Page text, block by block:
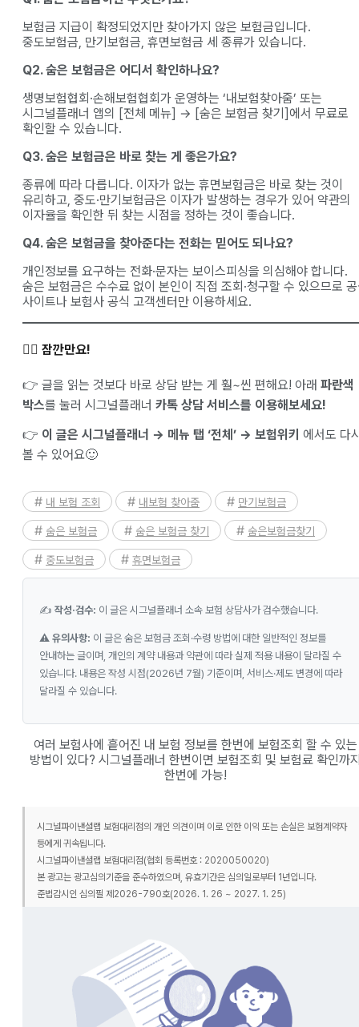
보험금 지급이 확정되었지만 찾아가지 않은 보험금입니다.
중도보험금, 만기보험금, 휴면보험금 세 종류가 있습니다.
Q2. 숨은 보험금은 어디서 확인하나요?
생명보험협회·손해보험협회가 운영하는 ‘내보험찾아줌’ 또는
시그널플래너 앱의 [전체 메뉴] → [숨은 보험금 찾기]에서 무료로
확인할 수 있습니다.
Q3. 숨은 보험금은 바로 찾는 게 좋은가요?
종류에 따라 다릅니다. 이자가 없는 휴면보험금은 바로 찾는 것이
유리하고, 중도·만기보험금은 이자가 발생하는 경우가 있어 약관의
이자율을 확인한 뒤 찾는 시점을 정하는 것이 좋습니다.
Q4. 숨은 보험금을 찾아준다는 전화는 믿어도 되나요?
개인정보를 요구하는 전화·문자는 보이스피싱을 의심해야 합니다.
숨은 보험금은 수수료 없이 본인이 직접 조회·청구할 수 있으므로
사이트나 보험사 공식 고객센터만 이용하세요.
✋🏻 잠깐만요!
👉 글을 읽는 것보다 바로 상담 받는 게 훨~씬 편해요! 아래 파란색
박스를 눌러 시그널플래너 카톡 상담 서비스를 이용해보세요!
👉 이 글은 시그널플래너 → 메뉴 탭 ‘전체’ → 보험위키 에서도 다
볼 수 있어요🙂
내 보험 조회 내보험 찾아줌 만기보험금
숨은 보험금 숨은 보험금 찾기 숨은보험금찾기
중도보험금 휴면보험금
✍️ 작성·검수: 이 글은 시그널플래너 소속 보험 상담사가 검수했습니다.
⚠️ 유의사항: 이 글은 숨은 보험금 조회·수령 방법에 대한 일반적인 정보를
안내하는 글이며, 개인의 계약 내용과 약관에 따라 실제 적용 내용이 달라질 수
있습니다. 내용은 작성 시점(2026년 7월) 기준이며, 서비스·제도 변경에 따라
달라질 수 있습니다.
여러 보험사에 흩어진 내 보험 정보를 한번에 보험조회 할 수 있는
방법이 있다? 시그널플래너 한번이면 보험조회 및 보험료 확인까
한번에 가능!
시그널파이낸셜랩 보험대리점의 개인 의견이며 이로 인한 이익 또는 손실은 보험계약자
등에게 귀속됩니다.
시그널파이낸셜랩 보험대리점(협회 등록번호 : 2020050020)
본 광고는 광고심의기준을 준수하였으며, 유효기간은 심의일로부터 1년입니다.
준법감시인 심의필 제2026-790호(2026. 1. 26 ~ 2027. 1. 25)